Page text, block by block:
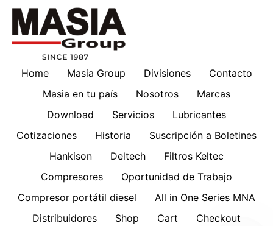
Home Masia Group Divisiones
Contacto
Masia en tu país
Nosotros
Marcas
Download
Servicios
Lubricantes
Cotizaciones
Historia
Suscripción a Boletines
Hankison
Deltech
Filtros Keltec
Compresores
Oportunidad de Trabajo
Compresor portátil diesel
All in One Series MNA
Distribuidores
Shop Cart Checkout